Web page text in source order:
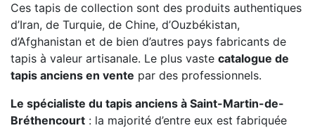
Ces tapis de collection sont des produits authentiques
d’Iran, de Turquie, de Chine, d’Ouzbékistan,
d’Afghanistan et de bien d’autres pays fabricants de
tapis à valeur artisanale. Le plus vaste catalogue de
tapis anciens en vente par des professionnels.
Le spécialiste du tapis anciens à Saint-Martin-de-
Bréthencourt : la majorité d’entre eux est fabriquée